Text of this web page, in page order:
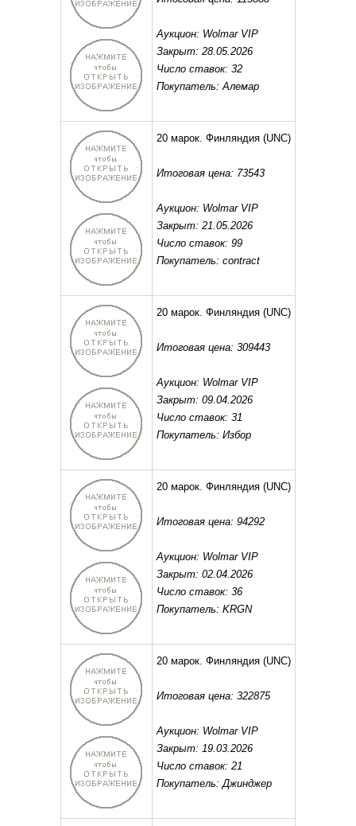
Аукцион: Wolmar VIP
Закрыт: 28.05.2026
Число ставок: 32
Покупатель: Алемар
20 марок. Финляндия (UNC)
Итоговая цена: 73543
Аукцион: Wolmar VIP
Закрыт: 21.05.2026
Число ставок: 99
Покупатель: contract
20 марок. Финляндия (UNC)
Итоговая цена: 309443
Аукцион: Wolmar VIP
Закрыт: 09.04.2026
Число ставок: 31
Покупатель: Избор
20 марок. Финляндия (UNC)
Итоговая цена: 94292
Аукцион: Wolmar VIP
Закрыт: 02.04.2026
Число ставок: 36
Покупатель: KRGN
20 марок. Финляндия (UNC)
Итоговая цена: 322875
Аукцион: Wolmar VIP
Закрыт: 19.03.2026
Число ставок: 21
Покупатель: Джинджер